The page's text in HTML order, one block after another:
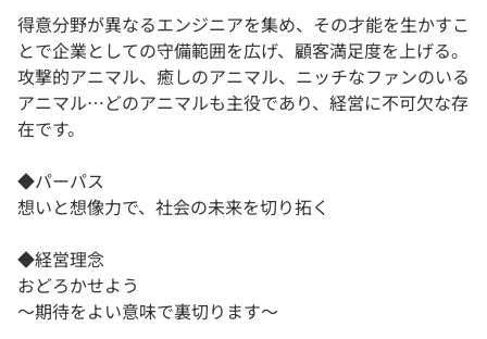
得意分野が異なるエンジニアを集め、その才能を生かすこ
とで企業としての守備範囲を広げ、顧客満足度を上げる。
攻撃的アニマル、癒しのアニマル、ニッチなファンのいる
アニマル…どのアニマルも主役であり、経営に不可欠な存
在です。
◆パーパス
想いと想像力で、社会の未来を切り拓く
◆経営理念
おどろかせよう
〜期待をよい意味で裏切ります〜